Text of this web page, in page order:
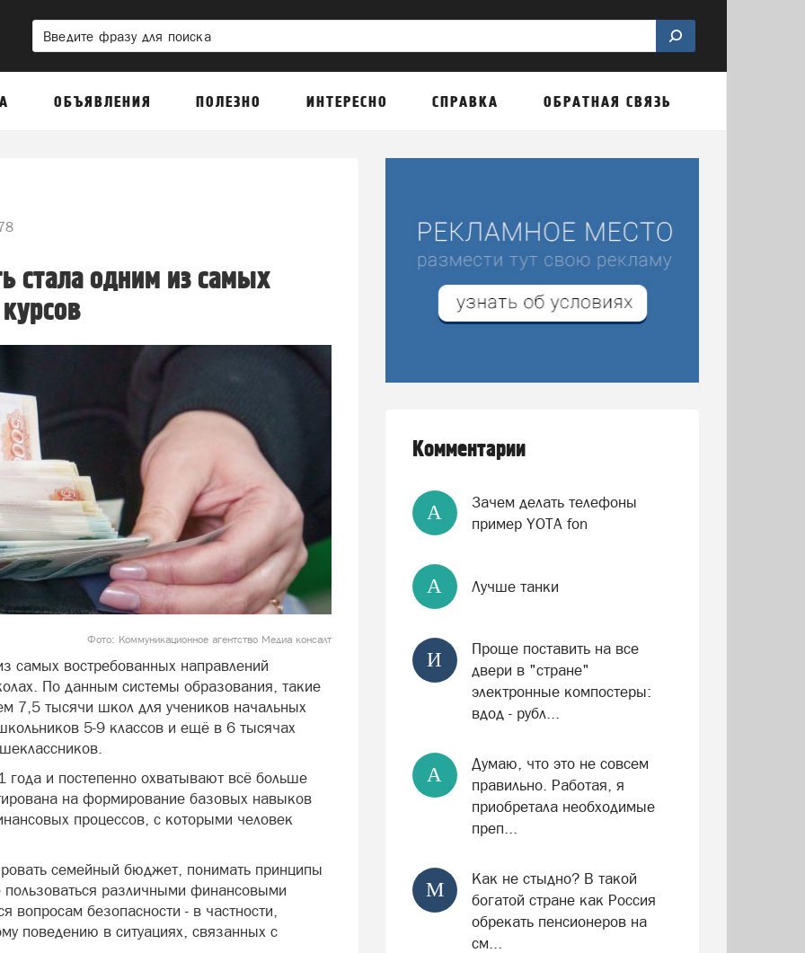
ОБЪЯВЛЕНИЯ ПОЛЕЗНО ИНТЕРЕСНО СПРАВКА ОБРАТНАЯ СВЯЗЬ
стала одним из самых
Фото: Коммуникационное агентство Медиа консалт
самых востребованных направлений
По данным системы образования, такие
7,5 тысячи школ для учеников начальных
5-9 классов и ещё в 6 тысячах
года и постепенно охватывают всё больше
на формирование базовых навыков
процессов, с которыми человек
семейный бюджет, понимать принципы
различными финансовыми
вопросам безопасности - в частности,
поведению в ситуациях, связанных с
Комментарии
А
Зачем делать телефоны
пример YOTA fon
А Лучше танки
И
Проще поставить на все
двери в "стране"
электронные компостеры:
вдод - рубл...
А
Думаю, что это не совсем
правильно. Работая, я
приобретала необходимые
преп...
М
Как не стыдно? В такой
богатой стране как Россия
обрекать пенсионеров на
см...